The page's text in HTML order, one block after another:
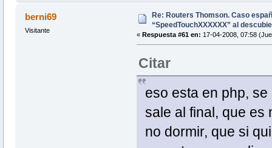
berni69
Visitante
Re: Routers Thomson. Caso
“SpeedTouchXXXXXX” al
« Respuesta #61 en: 17-04-2008, 07:58
Citar
eso esta en php,
sale al final, que es
no dormir, que si